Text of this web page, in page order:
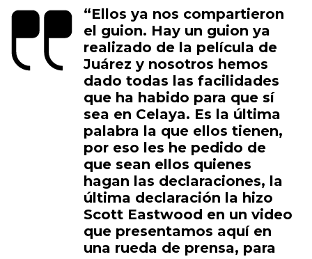
“Ellos ya nos compartieron
el guion. Hay un guion ya
realizado de la película de
Juárez y nosotros hemos
dado todas las facilidades
que ha habido para que sí
sea en Celaya. Es la última
palabra la que ellos tienen,
por eso les he pedido de
que sean ellos quienes
hagan las declaraciones, la
última declaración la hizo
Scott Eastwood en un video
que presentamos aquí en
una rueda de prensa, para